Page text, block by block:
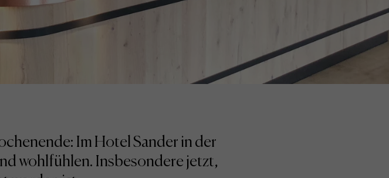
Im Hotel Sander in der
wohlfühlen. Insbesondere jetzt,